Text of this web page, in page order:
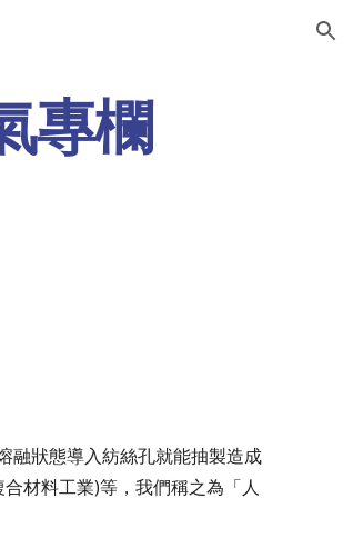
專欄
融狀態導入紡絲孔就能抽製造成
材料工業)等，我們稱之為「人